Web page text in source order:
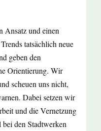
Ansatz und einen
tatsächlich neue
geben den
Orientierung. Wir
scheuen uns nicht,
Dabei setzen wir
und die Vernetzung
den Stadtwerken